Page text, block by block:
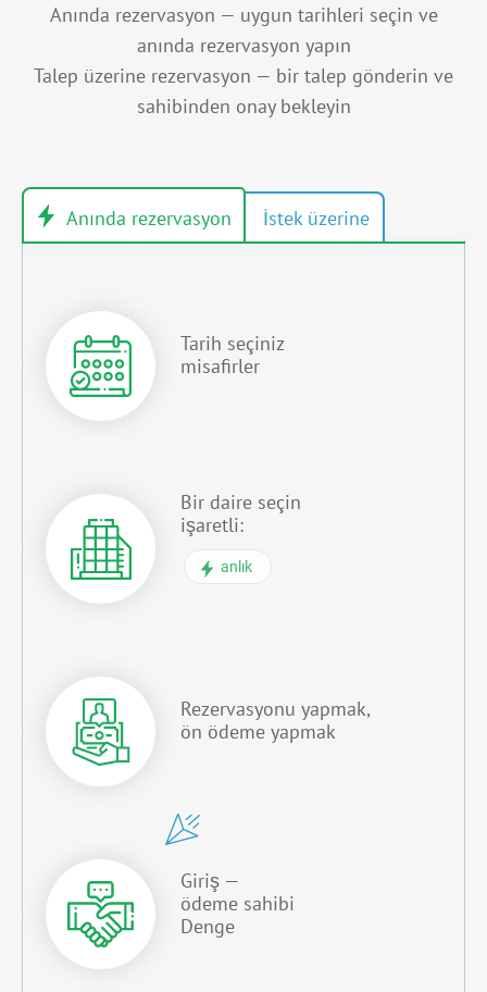
Anında rezervasyon — uygun tarihleri seçin ve
anında rezervasyon yapın
Talep üzerine rezervasyon — bir talep gönderin ve
sahibinden onay bekleyin
Tarih seçiniz
misafirler
Bir daire seçin
işaretli:
anlık
Rezervasyonu yapmak,
ön ödeme yapmak
Giriş —
ödeme sahibi
Denge